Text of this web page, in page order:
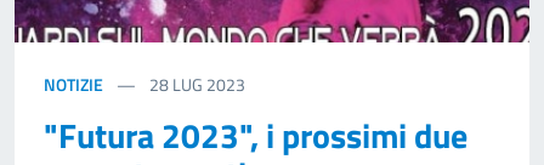
NOTIZIE 28LUG 2023
"Futura 2023", i prossimi due